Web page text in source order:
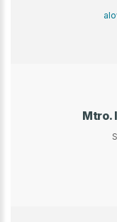
Mtro.